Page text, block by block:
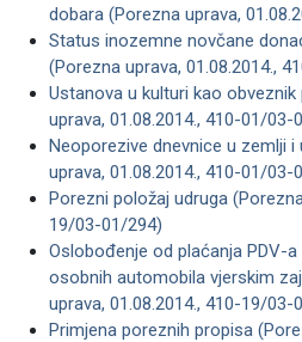
dobara (Porezna uprava,
Status inozemne novčane
(Porezna uprava, 01.08.2014.,
Ustanova u kulturi kao
uprava, 01.08.2014., 410-01/03-
Neoporezive dnevnice u zemlji
uprava, 01.08.2014., 410-01/03-
Porezni položaj udruga
19/03-01/294)
Oslobođenje od plaćanja PDV-
osobnih automobila vjerskim
uprava, 01.08.2014., 410-19/03-
Primjena poreznih propisa